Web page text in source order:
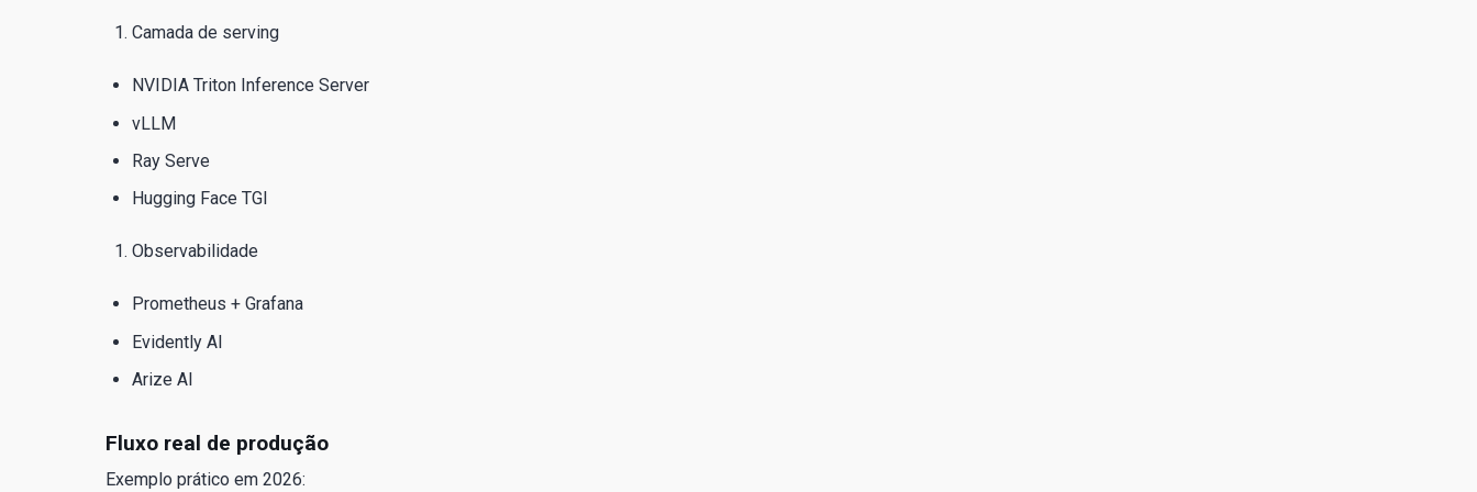
Camada de serving
NVIDIA Triton Inference Server
vLLM
Ray Serve
Hugging Face TGI
Observabilidade
Prometheus + Grafana
Evidently AI
Arize AI
Fluxo real de produção
Exemplo prático em 2026: